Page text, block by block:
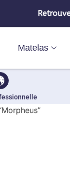
Matelas